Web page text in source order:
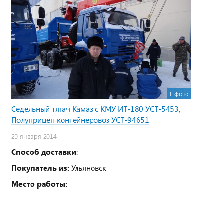
1 фото
Седельный тягач Камаз с КМУ ИТ-180 УСТ-5453,
Полуприцеп контейнеровоз УСТ-94651
20 января 2014
Способ доставки:
Покупатель из:Ульяновск
Место работы: